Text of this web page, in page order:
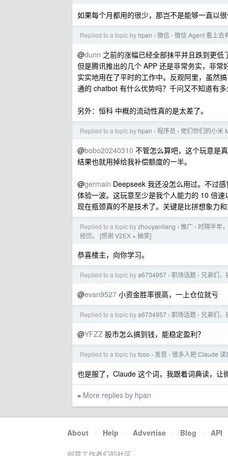
如果每个月都用的很少，那岂不是能够一直以
Replied to a topic by hpan › 微信 › 微信 Agent 看上去
@dunn 之前的涨幅已经全部抹平并且跌到更
但是腾讯推出的几个 APP 还是非常务实，非
实实地用在了平时的工作中。反观阿里，虽然
通的 chatbot 有什么优势吗？千问又不知道有
另外：恒科 中概的流动性真的是太差了。
Replied to a topic by hpan › 程序员 › 佬们你们的小米
@bobo20240310 不管怎么算吧，这个玩意是
结果也就用掉给我补偿额度的一半。
@germain Deepseek 我还没怎么用过。不过
体验一波。这玩意至少是我个人能力的 10 倍
现在瓶颈真的不是技术了。关键是比拼想象力
Replied to a topic byzhouyanliang › 推广 › 时隔半年
经历。 [感谢 V2EX + 抽奖]
恭喜楼主，向你学习。
Replied to a topic bya6734957 › 职场话题 › 兄弟们
@evan9527 小资金胜率很高，一上仓位就亏
Replied to a topic bya6734957 › 职场话题 › 兄弟们
@YFZZ 股市怎么搞到钱，能稳定盈利？
Replied to a topic byfcoo › 发音 › 很多人把 Claude 读
也是服了，Claude 这个词，我跟着词典读，
» More replies by hpan
About · Help · Advertise · Blog · API
创意工作者们的社区